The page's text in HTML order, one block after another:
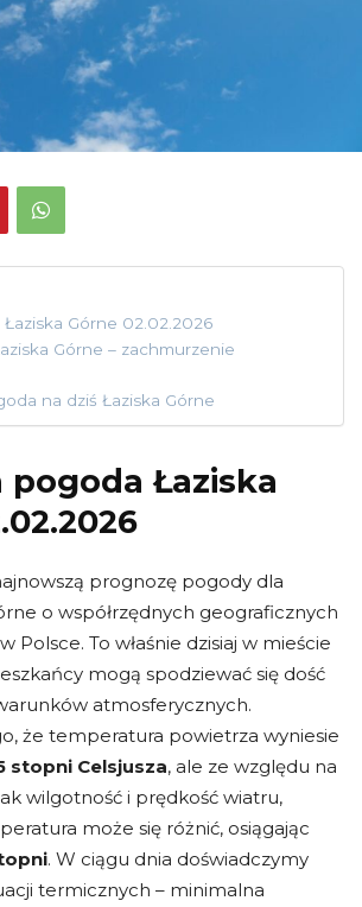
Górne 02.02.2026
Górne – zachmurzenie
na dziś Łaziska Górne
Łaziska
prognozę pogody dla
o współrzędnych geograficznych
w Polsce. To właśnie dzisiaj w mieście
mogą spodziewać się dość
atmosferycznych.
że temperatura powietrza wyniesie
stopni Celsjusza, ale ze względu na
wilgotność i prędkość wiatru,
może się różnić, osiągając
. W ciągu dnia doświadczymy
termicznych – minimalna